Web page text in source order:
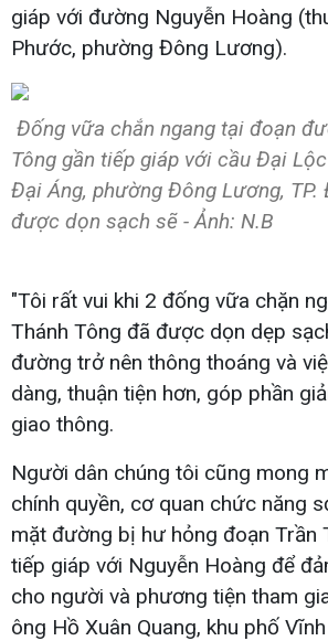
giáp với đường Nguyễn Hoàng
Phước, phường Đông Lương).
Đống vữa chắn ngang tại đoạn
Tông gần tiếp giáp với cầu Đại
Đại Áng, phường Đông Lương, TP.
được dọn sạch sẽ - Ảnh: N.B
"Tôi rất vui khi 2 đống vữa chặn
Thánh Tông đã được dọn dẹp
đường trở nên thông thoáng và
dàng, thuận tiện hơn, góp phần
giao thông.
Người dân chúng tôi cũng mong
chính quyền, cơ quan chức năng
mặt đường bị hư hỏng đoạn Trần
tiếp giáp với Nguyễn Hoàng để
cho người và phương tiện tham
ông Hồ Xuân Quang, khu phố